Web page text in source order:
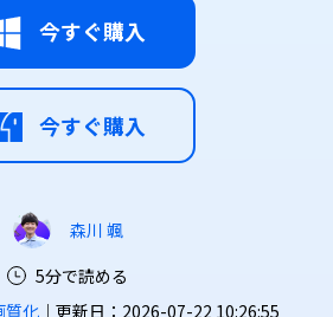
今すぐ購入
今すぐ購入
森川 颯
5分で読める
質化｜更新日：2026-07-22 10:26:55